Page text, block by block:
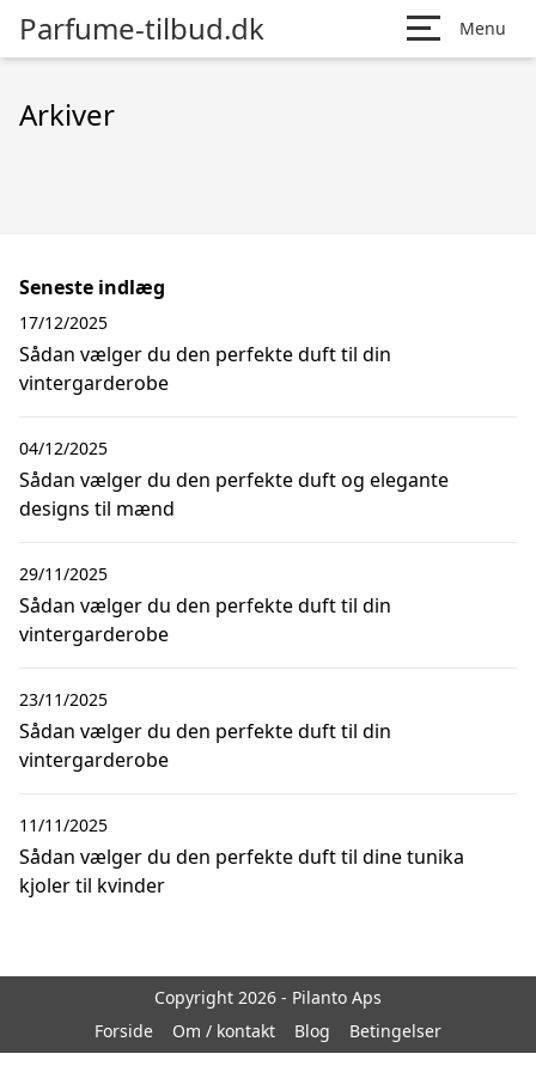
Parfume-tilbud.dk Menu
Arkiver
Seneste indlæg
Sådan vælger du den perfekte duft til din
vintergarderobe
17/12/2025
Sådan vælger du den perfekte duft og elegante
designs til mænd
04/12/2025
Sådan vælger du den perfekte duft til din
vintergarderobe
29/11/2025
Sådan vælger du den perfekte duft til din
vintergarderobe
23/11/2025
Sådan vælger du den perfekte duft til dine tunika
kjoler til kvinder
11/11/2025
Copyright 2026 - Pilanto Aps
Forside
Om / kontakt Blog Betingelser